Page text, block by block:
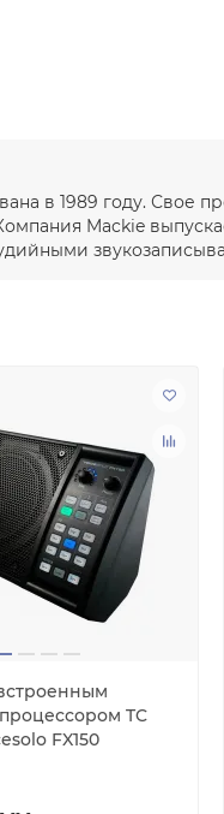
в 1989 году.
Mackie
TC
FX150